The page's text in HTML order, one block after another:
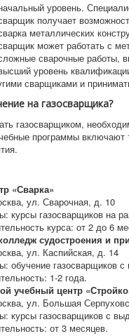
уровень.
получает
металлических
может работать с
сварочные работы,
уровень
сварщиками и
на газосварщика?
газосварщиком,
программы включают
«Сварка»
ул. Сварочная, д. 10
курсы газосварщиков на
курса: от 2 до 6
судостроения и
ул. Каспийская, д. 14
обучение газосварщиков
1-2 года.
учебный центр
ул. Большая
курсы газосварщиков с
от 3 месяцев.